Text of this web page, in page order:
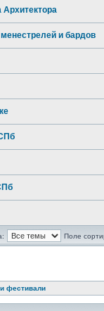
и бардов
Поле
фестивали